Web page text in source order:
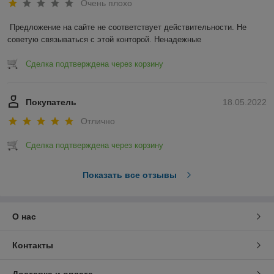
Очень плохо
Предложение на сайте не соответствует действительности. Не
советую связываться с этой конторой. Ненадежные
Сделка подтверждена через корзину
18.05.2022
Покупатель
Отлично
Сделка подтверждена через корзину
Показать все отзывы
О нас
Контакты